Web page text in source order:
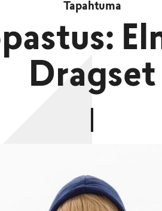
Tapahtuma
Dragset